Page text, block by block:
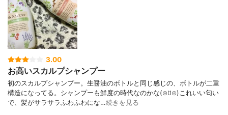
3.00
お高いスカルプシャンプー
初のスカルプシャンプー。生醤油のボトルと同じ感じの、ボトルが二重
構造になってる。シャンプーも鮮度の時代なのかな(⊙ꇴ⊙)これいい匂い
で、髪がサラサラふわふわにな…続きを見る